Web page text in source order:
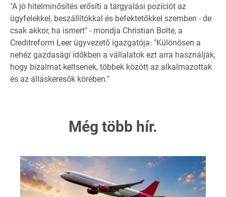
"A jó hitelminősítés erősíti a tárgyalási pozíciót az
ügyfelekkel, beszállítókkal és befektetőkkel szemben - de
csak akkor, ha ismert" - mondja Christian Bolte, a
Creditreform Leer ügyvezető igazgatója. "Különösen a
nehéz gazdasági időkben a vállalatok ezt arra használják,
hogy bizalmat keltsenek, többek között az alkalmazottak
és az álláskeresők körében."
Még több hír.